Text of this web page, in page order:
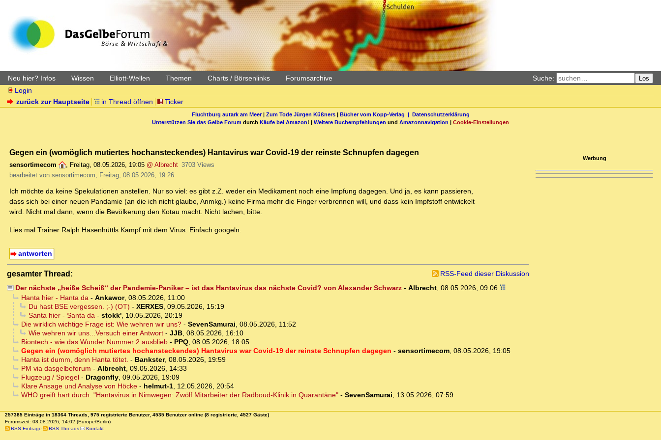
Neu hier? Infos Wissen Elliott-Wellen Themen Charts / Börsenlinks Forumsarchive Suche: Los
Login
zurück zur Hauptseite
in Thread öffnen Ticker
Fluchtburg autark am Meer| Zum Tode Jürgen Küßners| Bücher vom Kopp-Verlag | Datenschutzerklärung
Unterstützen Sie das Gelbe Forum durch Käufe bei Amazon! | Weitere Buchempfehlungen und Amazonnavigation | Cookie-Einstellungen
Gegen ein (womöglich mutiertes hochansteckendes) Hantavirus war Covid-19 der reinste Schnupfen dagegen
sensortimecom , Freitag, 08.05.2026, 19:05 @ Albrecht 3703 Views
bearbeitet von sensortimecom, Freitag, 08.05.2026, 19:26
Ich möchte da keine Spekulationen anstellen. Nur so viel: es gibt z.Z. weder ein Medikament noch eine Impfung dagegen. Und ja, es kann passieren,
dass sich bei einer neuen Pandamie (an die ich nicht glaube, Anmkg.) keine Firma mehr die Finger verbrennen will, und dass kein Impfstoff entwickelt
wird. Nicht mal dann, wenn die Bevölkerung den Kotau macht. Nicht lachen, bitte.
Lies mal Trainer Ralph Hasenhüttls Kampf mit dem Virus. Einfach googeln.
antworten
gesamter Thread:
RSS-Feed dieser Diskussion
Der nächste „heiße Scheiß“ der Pandemie-Paniker – ist das Hantavirus das nächste Covid? von Alexander Schwarz- Albrecht, 08.05.2026, 09:06
Hanta hier - Hanta da- Ankawor, 08.05.2026, 11:00
Du hast BSE vergessen. ;-) (OT) - XERXES, 09.05.2026, 15:19
Santa hier - Santa da- stokk', 10.05.2026, 20:19
Die wirklich wichtige Frage ist: Wie wehren wir uns?- SevenSamurai, 08.05.2026, 11:52
Wie wehren wir uns...Versuch einer Antwort- JJB, 08.05.2026, 16:10
Biontech - wie das Wunder Nummer 2 ausblieb- PPQ, 08.05.2026, 18:05
Gegen ein (womöglich mutiertes hochansteckendes) Hantavirus war Covid-19 der reinste Schnupfen dagegen - sensortimecom, 08.05.2026, 19:05
Hanta ist dumm, denn Hanta tötet. - Bankster, 08.05.2026, 19:59
PM via dasgelbeforum - Albrecht, 09.05.2026, 14:33
Flugzeug / Spiegel- Dragonfly, 09.05.2026, 19:09
Klare Ansage und Analyse von Höcke- helmut-1, 12.05.2026, 20:54
WHO greift hart durch. "Hantavirus in Nimwegen: Zwölf Mitarbeiter der Radboud-Klinik in Quarantäne"- SevenSamurai, 13.05.2026, 07:59
Werbung
257385 Einträge in 18364 Threads, 975 registrierte Benutzer, 4535 Benutzer online (8 registrierte, 4527 Gäste)
Forumszeit: 08.08.2026, 14:02 (Europe/Berlin)
RSS Einträge
RSS Threads Kontakt